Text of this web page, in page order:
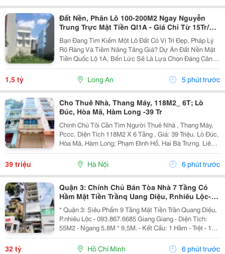
Đất Nền, Phân Lô 100-200M2 Ngay Nguyễn
Trung Trực Mặt Tiền Ql1A - Giá Chỉ Từ 15Tr/M²
Tại Bến Lức
Bạn Đang Tìm Kiếm Một Lô Đất Có Vị Trí Đẹp, Pháp Lý
Rõ Ràng Và Tiềm Năng Tăng Giá? Dự Án Đất Nền Mặt
Tiền Quốc Lộ 1A, Bến Lức Sẽ Là Lựa Chọn Đáng Cân
Nhắc Dành Cho Bạn. Vị Trí Đắc Địa &Bull; Mặt Tiền
Quốc Lộ 1A, Giao Thông Thuận Tiện. &Bull; Dễ...
1,5 tỷ Long An 5 phút trước
Cho Thuê Nhà, Thang Máy, 118M2_ 6T; Lò
Đúc, Hòa Mã, Hàm Long -39 Tr
Chính Chủ Tôi Cần Tìm Người Thuê Nhà , Thang Máy,
Pccc, Diện Tích 118M2 X 6 Tầng , Giá: 39 Triệu. Lò Đúc,
Hòa Mã, Hàm Long; Phạm Đình Hổ, Hai Bà Trưng. Liên
Hệ Chủ Nhà: 0946507497 . Vị Trí Gần Ngã Ba, Khu Đông
Dân Cư, Kinh Doanh Sầm Uất, Nhiều Trụ Sở...
39 triệu Hà Nội 6 phút trước
Quận 3: Chính Chủ Bán Tòa Nhà 7 Tầng Có
Hầm Mặt Tiền Trầnq Uang Diệu, P.nhiêu Lộc-
Dt 6M*10M Vuông Vức- Nổi Tiếng Phố Thời
Trang Kinh
* Quận 3: Siêu Phẩm 9 Tầng Mặt Tiền Trần Quang Diệu,
P.nhiêu Lộc - 093.867.6685 Giang Giang - Diện Tích:
55M2 - Ngang 5,8M * 9,5M. - Kết Cấu: 1 Hầm - Trệt - 1
Lửng - 5 Tầng - Sân Thượng - Thang Máy. + Tầng Hầm:
Kinh Doanh Giặt Sấy. + Tầng Trệt -...
32 tỷ Hồ Chí Minh 6 phút trước